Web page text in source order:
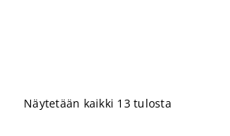
Näytetään kaikki 13 tulosta